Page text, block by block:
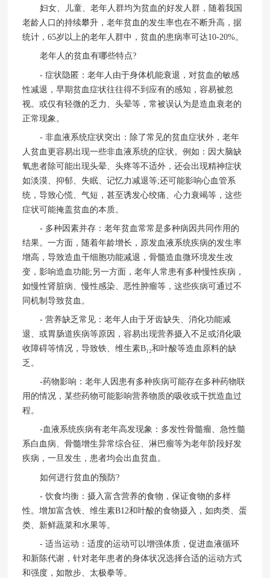
妇女、儿童、老年人群均为贫血的好发人群，随着我国
老龄人口的持续攀升，老年贫血的发生率也在不断升高，据
统计，65岁以上的老年人群中，贫血的患病率可达10-20%。
老年人的贫血有哪些特点?
- 症状隐匿：老年人由于身体机能衰退，对贫血的敏感
性减退，早期贫血症状往往得不到应有的感知，容易被忽
视。或仅有轻微的乏力、头晕等，常被误认为是造血衰老的
正常现象。
- 非血液系统症状突出：除了常见的贫血症状外，老年
人贫血更容易出现一些非血液系统的症状。例如：因大脑缺
氧患者除可能出现头晕、头疼等不适外，还会出现精神症状
如淡漠、抑郁、失眠、记忆力减退等;还可能影响心血管系
统，导致心慌、气短，甚至诱发心绞痛、心力衰竭等，这些
症状可能掩盖贫血的本质。
- 多种因素并存：老年贫血常常是多种病因共同作用的
结果。一方面，随着年龄增长，原发血液系统疾病的发生率
增高，导致造血干细胞功能减退，骨髓造血微环境发生改
变，影响造血功能;另一方面，老年人常患有多种慢性疾病，
如慢性肾脏病、慢性感染、恶性肿瘤等，这些疾病可通过不
同机制导致贫血。
- 营养缺乏常见：老年人由于牙齿缺失、消化功能减
退、或胃肠道疾病等原因，容易出现营养摄入不足或消化吸
收障碍等情况，导致铁、维生素B₁₂和叶酸等造血原料的缺
乏。
-药物影响：老年人因患有多种疾病可能存在多种药物联
用的情况，某些药物可能影响营养物质的吸收或干扰造血过
程。
-血液系统疾病有老年高发现象：多发性骨髓瘤、急性髓
系白血病、骨髓增生异常综合征、淋巴瘤等为老年阶段好发
疾病，一旦发生，患者均会出血贫血。
如何进行贫血的预防?
- 饮食均衡：摄入富含营养的食物，保证食物的多样
性。增加富含铁、维生素B12和叶酸的食物摄入，如肉类、蛋
类、新鲜蔬菜和水果等。
- 适当运动：适度的运动可以增强体质，促进血液循环
和新陈代谢，针对老年患者的身体状况选择合适的运动方式
和强度，如散步、太极拳等。